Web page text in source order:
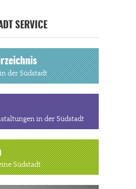
SERVICE
der Südstadt
in der Südstadt
Südstadt